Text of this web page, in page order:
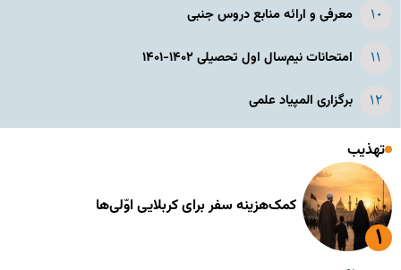
معرفی و ارائه منابع دروس جنبی
امتحانات نیم‌سال اول تحصیلی ۱۴۰۲-۱۴۰۱
برگزاری المپیاد علمی
تهذیب
کمک‌هزینه سفر برای کربلایی اوّلی‌ها